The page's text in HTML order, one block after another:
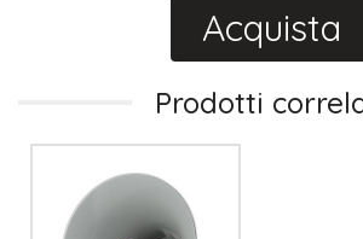
Acquista
Prodotti